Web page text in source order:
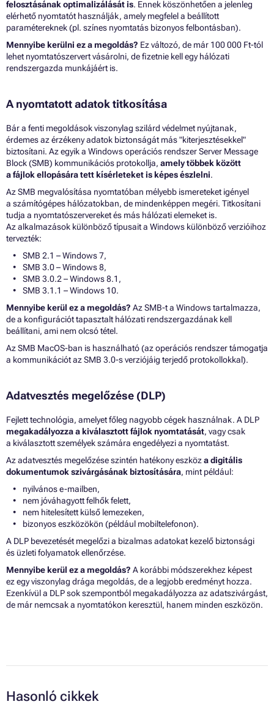
felosztásának optimalizálását is. Ennek köszönhetően a jelenleg
elérhető nyomtatót használják, amely megfelel a beállított
paramétereknek (pl. színes nyomtatás bizonyos felbontásban).
Mennyibe kerülni ez a megoldás? Ez változó, de már 100 000 Ft-tól
lehet nyomtatószervert vásárolni, de fizetnie kell egy hálózati
rendszergazda munkájáért is.
A nyomtatott adatok titkosítása
Bár a fenti megoldások viszonylag szilárd védelmet nyújtanak,
érdemes az érzékeny adatok biztonságát más "kiterjesztésekkel"
biztosítani. Az egyik a Windows operációs rendszer Server Message
Block (SMB) kommunikációs protokollja, amely többek között
a fájlok ellopására tett kísérleteket is képes észlelni.
Az SMB megvalósítása nyomtatóban mélyebb ismereteket igényel
a számítógépes hálózatokban, de mindenképpen megéri. Titkosítani
tudja a nyomtatószervereket és más hálózati elemeket is.
Az alkalmazások különböző típusait a Windows különböző verzióihoz
tervezték:
SMB 2.1 – Windows 7,
SMB 3.0 – Windows 8,
SMB 3.0.2 – Windows 8.1,
SMB 3.1.1 – Windows 10.
Mennyibe kerül ez a megoldás? Az SMB-t a Windows tartalmazza,
de a konfigurációt tapasztalt hálózati rendszergazdának kell
beállítani, ami nem olcsó tétel.
Az SMB MacOS-ban is használható (az operációs rendszer támogatja
a kommunikációt az SMB 3.0-s verziójáig terjedő protokollokkal).
Adatvesztés megelőzése (DLP)
Fejlett technológia, amelyet főleg nagyobb cégek használnak. A DLP
megakadályozza a kiválasztott fájlok nyomtatását, vagy csak
a kiválasztott személyek számára engedélyezi a nyomtatást.
Az adatvesztés megelőzése szintén hatékony eszköza digitális
dokumentumok szivárgásának biztosítására, mint például:
nyilvános e-mailben,
nem jóváhagyott felhők felett,
nem hitelesített külső lemezeken,
bizonyos eszközökön (például mobiltelefonon).
A DLP bevezetését megelőzi a bizalmas adatokat kezelő biztonsági
és üzleti folyamatok ellenőrzése.
Mennyibe kerül ez a megoldás? A korábbi módszerekhez képest
ez egy viszonylag drága megoldás, de a legjobb eredményt hozza.
Ezenkívül a DLP sok szempontból megakadályozza az adatszivárgást,
de már nemcsak a nyomtatókon keresztül, hanem minden eszközön.
Hasonló cikkek